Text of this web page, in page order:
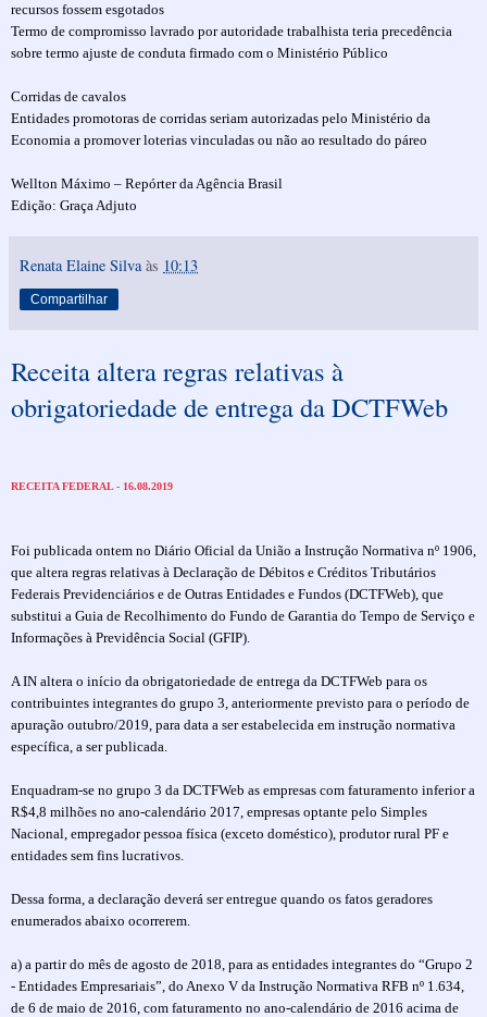
recursos fossem esgotados
Termo de compromisso lavrado por autoridade trabalhista teria precedência
sobre termo ajuste de conduta firmado com o Ministério Público
Corridas de cavalos
Entidades promotoras de corridas seriam autorizadas pelo Ministério da
Economia a promover loterias vinculadas ou não ao resultado do páreo
Wellton Máximo – Repórter da Agência Brasil
Edição: Graça Adjuto
Renata Elaine Silva às 10:13
Compartilhar
Receita altera regras relativas à
obrigatoriedade de entrega da DCTFWeb
RECEITA FEDERAL - 16.08.2019
Foi publicada ontem no Diário Oficial da União a Instrução Normativa nº 1906,
que altera regras relativas à Declaração de Débitos e Créditos Tributários
Federais Previdenciários e de Outras Entidades e Fundos (DCTFWeb), que
substitui a Guia de Recolhimento do Fundo de Garantia do Tempo de Serviço e
Informações à Previdência Social (GFIP).
A IN altera o início da obrigatoriedade de entrega da DCTFWeb para os
contribuintes integrantes do grupo 3, anteriormente previsto para o período de
apuração outubro/2019, para data a ser estabelecida em instrução normativa
específica, a ser publicada.
Enquadram-se no grupo 3 da DCTFWeb as empresas com faturamento inferior a
R$4,8 milhões no ano-calendário 2017, empresas optante pelo Simples
Nacional, empregador pessoa física (exceto doméstico), produtor rural PF e
entidades sem fins lucrativos.
Dessa forma, a declaração deverá ser entregue quando os fatos geradores
enumerados abaixo ocorrerem.
a) a partir do mês de agosto de 2018, para as entidades integrantes do “Grupo 2
- Entidades Empresariais”, do Anexo V da Instrução Normativa RFB nº 1.634,
de 6 de maio de 2016, com faturamento no ano-calendário de 2016 acima de